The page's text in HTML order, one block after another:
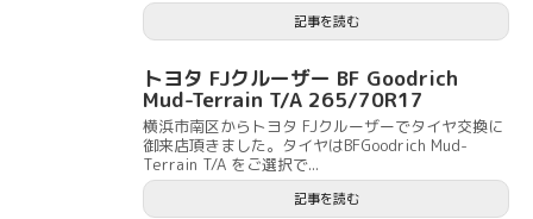
記事を読む
トヨタ FJクルーザー BF Goodrich
Mud-Terrain T/A 265/70R17
横浜市南区からトヨタ FJクルーザーでタイヤ交換に
御来店頂きました。タイヤはBFGoodrich Mud-
Terrain T/A をご選択で...
記事を読む